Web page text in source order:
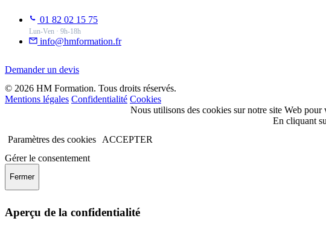
01 82 02 15 75
Lun-Ven · 9h-18h
info@hmformation.fr
Demander un devis
© 2026 HM Formation. Tous droits réservés.
Mentions légales Confidentialité Cookies
Nous utilisons des cookies sur notre site Web
En cliquant
Paramètres des cookies
ACCEPTER
Gérer le consentement
Fermer
Aperçu de la confidentialité